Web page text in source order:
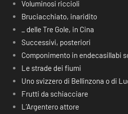
Voluminosi riccioli
Bruciacchiato, inaridito
_ delle Tre Gole, in Cina
Successivi, posteriori
Componimento in endecasillabi
Le strade dei fiumi
Uno svizzero di Bellinzona o di
Frutti da schiacciare
L’Argentero attore